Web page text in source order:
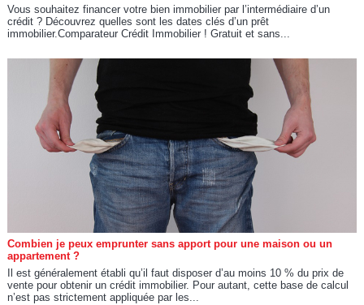
Vous souhaitez financer votre bien immobilier par l’intermédiaire d’un
crédit ? Découvrez quelles sont les dates clés d’un prêt
immobilier.Comparateur Crédit Immobilier ! Gratuit et sans...
Combien je peux emprunter sans apport pour une maison ou un
appartement ?
Il est généralement établi qu’il faut disposer d’au moins 10 % du prix de
vente pour obtenir un crédit immobilier. Pour autant, cette base de calcul
n’est pas strictement appliquée par les...